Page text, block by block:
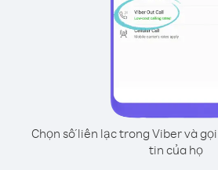
Chọn số liên lạc trong Viber và
tin của họ